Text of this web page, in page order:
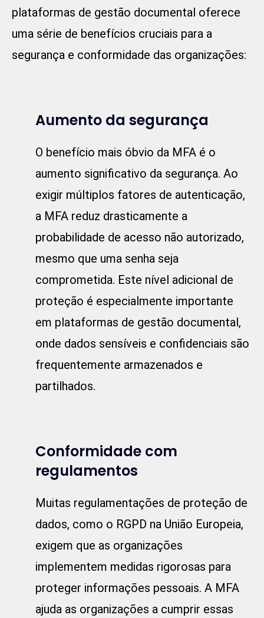
plataformas de gestão documental oferece
uma série de benefícios cruciais para a
segurança e conformidade das organizações:
Aumento da segurança
O benefício mais óbvio da MFA é o
aumento significativo da segurança. Ao
exigir múltiplos fatores de autenticação,
a MFA reduz drasticamente a
probabilidade de acesso não autorizado,
mesmo que uma senha seja
comprometida. Este nível adicional de
proteção é especialmente importante
em plataformas de gestão documental,
onde dados sensíveis e confidenciais são
frequentemente armazenados e
partilhados.
Conformidade com
regulamentos
Muitas regulamentações de proteção de
dados, como o RGPD na União Europeia,
exigem que as organizações
implementem medidas rigorosas para
proteger informações pessoais. A MFA
ajuda as organizações a cumprir essas